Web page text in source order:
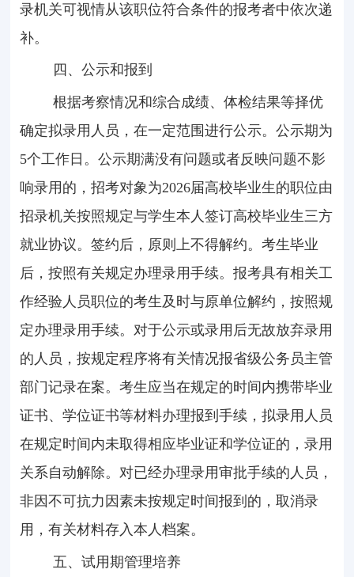
录机关可视情从该职位符合条件的报考者中依次递
补。
四、公示和报到
根据考察情况和综合成绩、体检结果等择优
确定拟录用人员，在一定范围进行公示。公示期为
5个工作日。公示期满没有问题或者反映问题不影
响录用的，招考对象为2026届高校毕业生的职位由
招录机关按照规定与学生本人签订高校毕业生三方
就业协议。签约后，原则上不得解约。考生毕业
后，按照有关规定办理录用手续。报考具有相关工
作经验人员职位的考生及时与原单位解约，按照规
定办理录用手续。对于公示或录用后无故放弃录用
的人员，按规定程序将有关情况报省级公务员主管
部门记录在案。考生应当在规定的时间内携带毕业
证书、学位证书等材料办理报到手续，拟录用人员
在规定时间内未取得相应毕业证和学位证的，录用
关系自动解除。 对已经办理录用审批手续的人员，
非因不可抗力因素未按规定时间报到的，取消录
用，有关材料存入本人档案。
五、试用期管理培养